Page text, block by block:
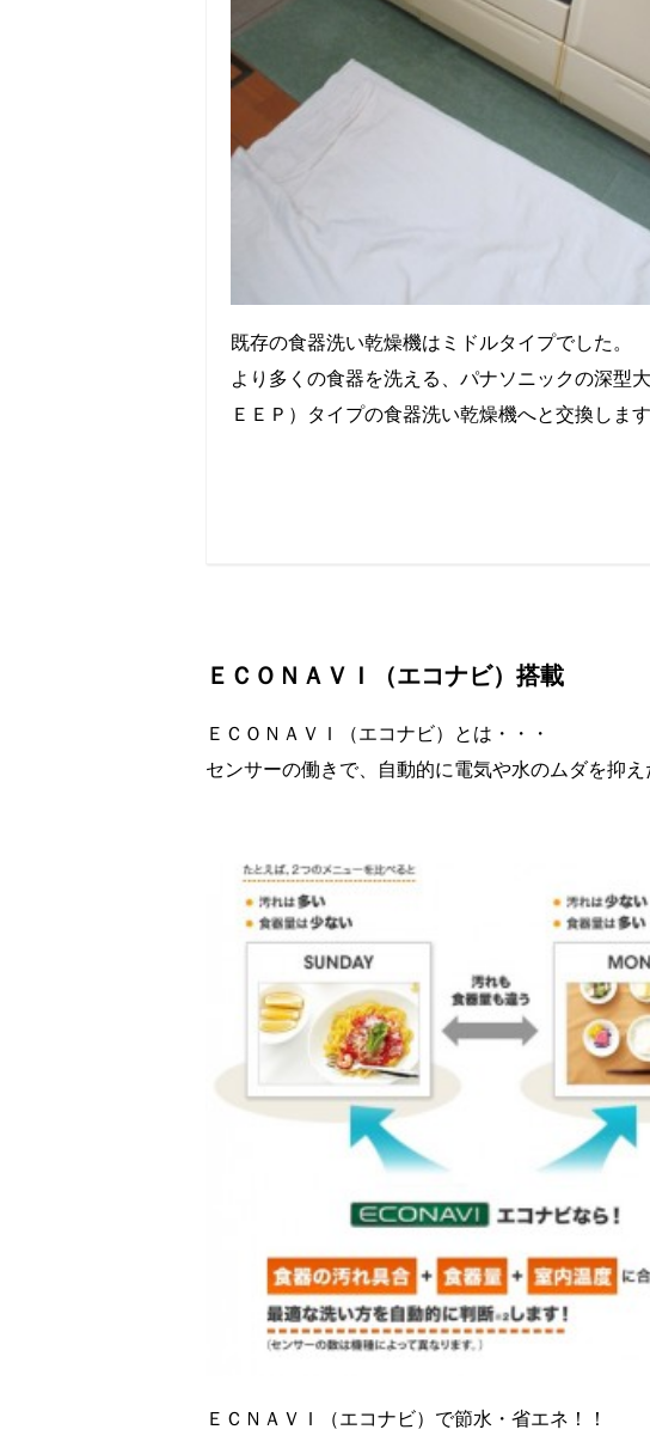
既存の食器洗い乾燥機はミドルタイプでした。
より多くの食器を洗える、パナソニックの深型
ＥＥＰ）タイプの食器洗い乾燥機へと交換します
ＥＣＯＮＡＶＩ（エコナビ）搭載
ＥＣＯＮＡＶＩ（エコナビ）とは・・・
センサーの働きで、自動的に電気や水のムダを抑え
ＥＣＮＡＶＩ（エコナビ）で節水・省エネ！！